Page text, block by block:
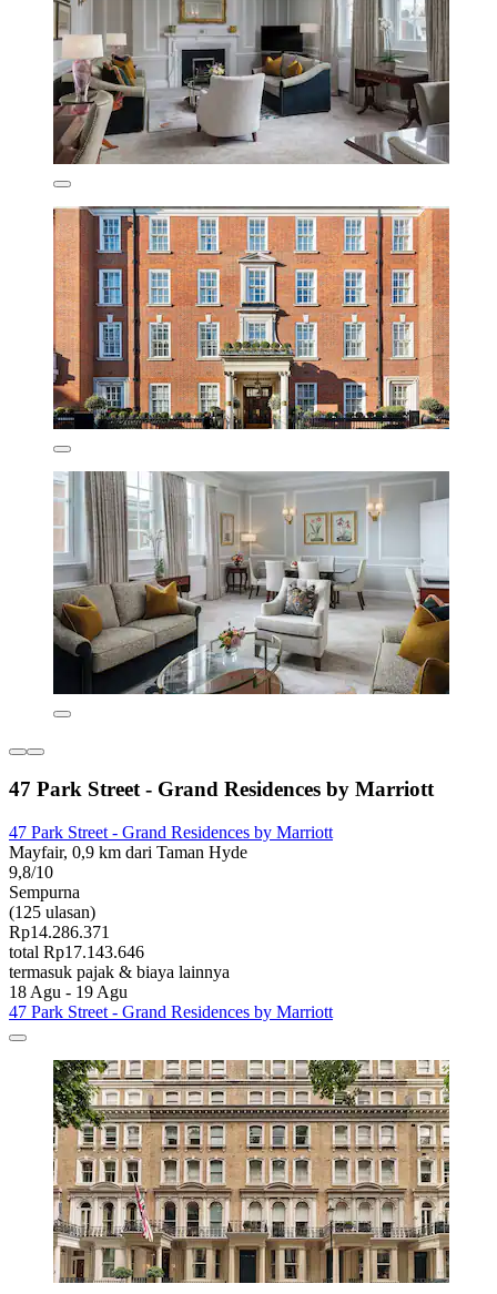
47 Park Street - Grand Residences by Marriott
47 Park Street - Grand Residences by Marriott
Mayfair, 0,9 km dari Taman Hyde
9,8/10
Sempurna
(125 ulasan)
Rp14.286.371
total Rp17.143.646
termasuk pajak & biaya lainnya
18 Agu - 19 Agu
47 Park Street - Grand Residences by Marriott